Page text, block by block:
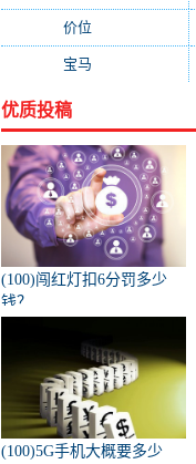
价位
宝马
优质投稿
(100)闯红灯扣6分罚多少
钱？
(100)5G手机大概要多少